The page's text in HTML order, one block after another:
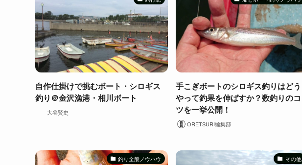
自作仕掛けで挑むボート・シロギス
釣り＠金沢漁港・相川ボート
大谷賢史
手こぎボートのシロギス釣りはどう
やって釣果を伸ばすか？数釣りのコ
ツを一挙公開！
ORETSURI編集部
釣り全般ノウハウ その他